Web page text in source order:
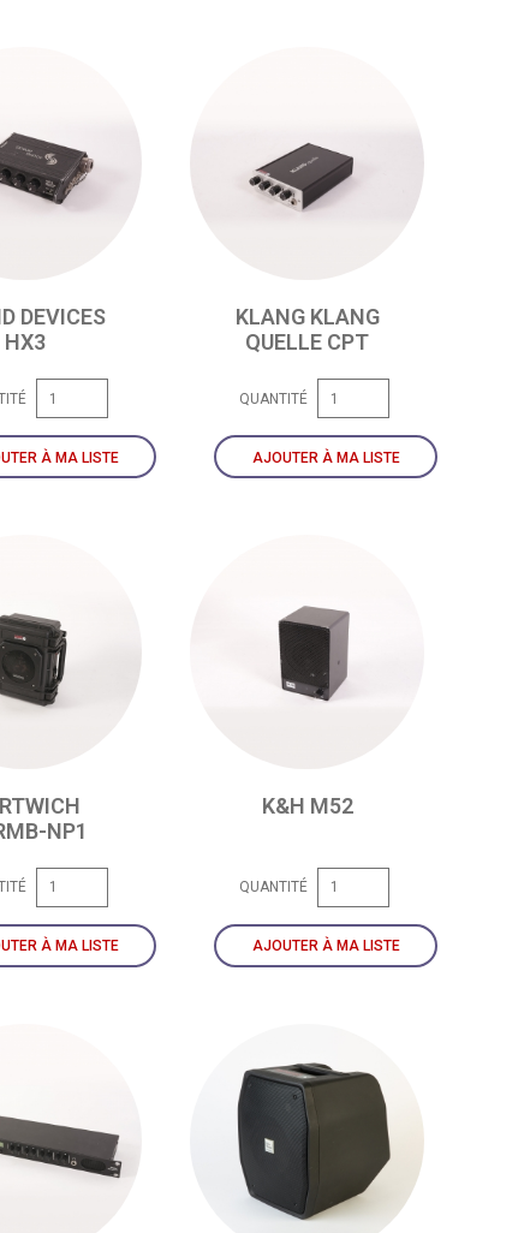
DEVICES
HX3
À MA LISTE
KLANG KLANG
QUELLE CPT
QUANTITÉ
AJOUTER À MA LISTE
NP1
À MA LISTE
K&H M52
QUANTITÉ
AJOUTER À MA LISTE